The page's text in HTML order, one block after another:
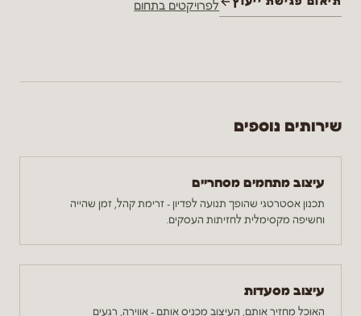
לפרויקטים בתחום
שירותים נוספים
עיצוב מתחמים מסחריים
תכנון אסטרטגי שהופך תנועה לפדיון - זרימת קהל, זמן שהייה
וחשיפה מקסימלית לחזיתות העסקים.
עיצוב מסעדות
האוכל מחזיר אותם, העיצוב מכניס אותם - אווירה, רגעים